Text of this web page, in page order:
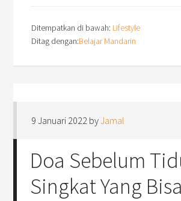
Ditempatkan di bawah: Lifestyle
Ditag dengan:Belajar Mandarin
9 Januari 2022 byJamal
Doa Sebelum
Singkat Yang Bisa